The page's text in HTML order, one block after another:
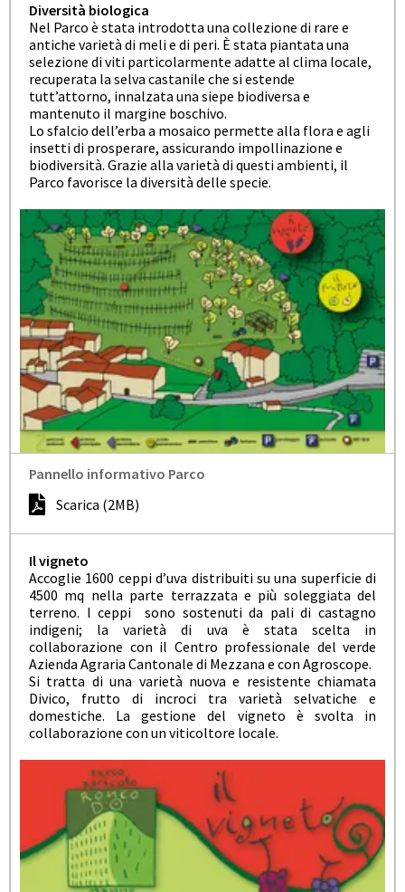
Diversità biologica
Nel Parco è stata introdotta una collezione di rare e
antiche varietà di meli e di peri. È stata piantata una
selezione di viti particolarmente adatte al clima locale,
recuperata la selva castanile che si estende
tutt’attorno, innalzata una siepe biodiversa e
mantenuto il margine boschivo.
Lo sfalcio dell’erba a mosaico permette alla flora e agli
insetti di prosperare, assicurando impollinazione e
biodiversità. Grazie alla varietà di questi ambienti, il
Parco favorisce la diversità delle specie.
Pannello informativo Parco
Scarica (2MB)
Il vigneto
Accoglie 1600 ceppi d’uva distribuiti su una superficie di
4500 mq nella parte terrazzata e più soleggiata del
terreno. I ceppi sono sostenuti da pali di castagno
indigeni; la varietà di uva è stata scelta in
collaborazione con il Centro professionale del verde
Azienda Agraria Cantonale di Mezzana e con Agroscope.
Si tratta diuna varietà nuova e resistente chiamata
Divico, frutto di incroci tra varietà selvatiche e
domestiche. La gestione del vigneto è svolta in
collaborazione con un viticoltore locale.